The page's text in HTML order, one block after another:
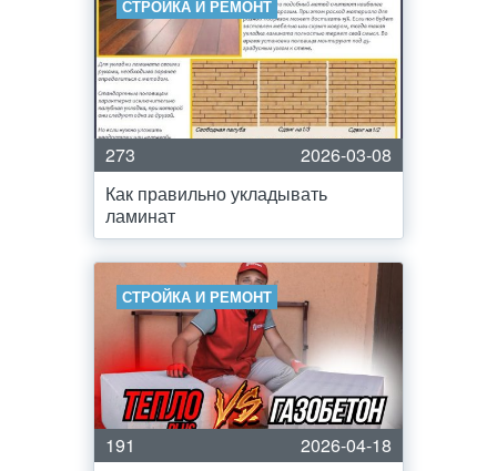
СТРОЙКА И РЕМОНТ
273
2026-03-08
Как правильно укладывать
ламинат
СТРОЙКА И РЕМОНТ
191 2026-04-18